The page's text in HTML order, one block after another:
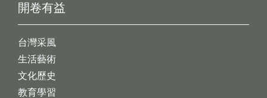
開卷有益
台灣采風
生活藝術
文化歷史
教育學習